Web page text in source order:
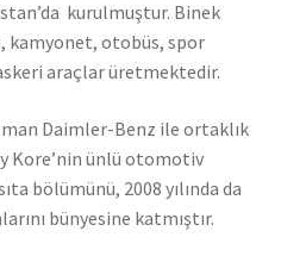
kurulmuştur. Binek
kamyonet, otobüs, spor
araçlar üretmektedir.
Daimler-Benz ile ortaklık
Kore’nin ünlü otomotiv
bölümünü, 2008 yılında da
bünyesine katmıştır.